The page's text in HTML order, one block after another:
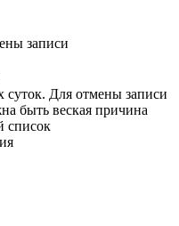
записи
суток. Для отмены записи
быть веская причина
список